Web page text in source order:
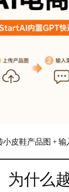
皮鞋产品图 +
为什么